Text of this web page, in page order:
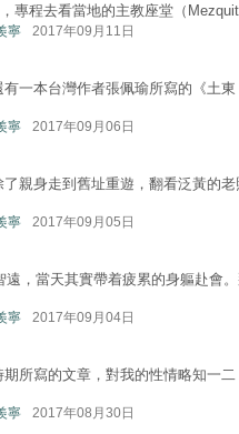
專程去看當地的主教座堂（
寧 2017年09月11日
一本台灣作者張佩瑜所寫的《土
寧 2017年09月06日
親身走到舊址重遊，翻看泛黃的
寧 2017年09月05日
遠，當天其實帶着疲累的身軀赴會
寧 2017年09月04日
所寫的文章，對我的性情略知一
寧 2017年08月30日